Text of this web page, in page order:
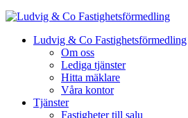
Ludvig & Co Fastighetsförmedling
Om oss
Lediga tjänster
Hitta mäklare
Våra kontor
Tjänster
Fastigheter till salu